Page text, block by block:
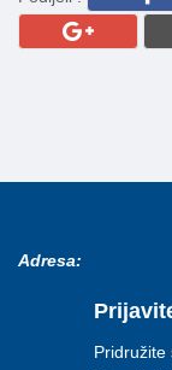
Adresa:
Pridružite